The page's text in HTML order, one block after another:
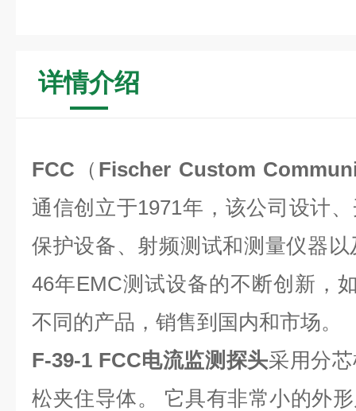
详情介绍
FCC （ Fischer Custom
通信创立于1971年，该公司设计
保护设备、射频测试和测量仪器
46年EMC测试设备的不断创新，
不同的产品，销售到国内和市场。
F-39-1 FCC电流监测探头采用分
松夹住导体。 它具有非常小的外